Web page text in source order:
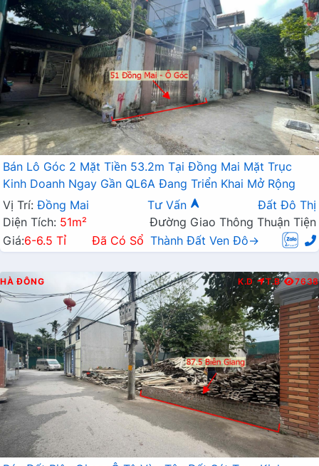
Bán Lô Góc 2 Mặt Tiền 53.2m Tại Đồng Mai Mặt Trục
Kinh Doanh Ngay Gần QL6A Đang Triển Khai Mở Rộng
Vị Trí: Đồng Mai Tư Vấn
Đất Đô Thị
Diện Tích: 51m²
Đường Giao Thông Thuận Tiện
Giá:6-6.5 Tỉ Đã Có Sổ Thành Đất Ven Đô→
HÀ ĐÔNG K.D T.B 7638